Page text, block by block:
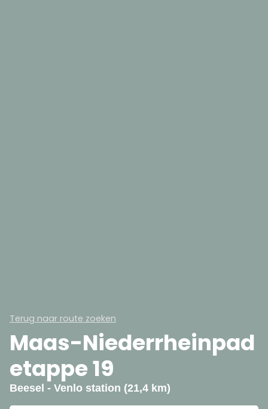
Terug naar route zoeken
Maas-Niederrheinpad
etappe 19
Beesel - Venlo station (21,4 km)